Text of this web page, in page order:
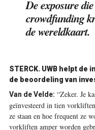
De exposure
crowdfunding
de wereldkaart.
STERCK. UWB helpt de
de beoordeling van
Van de Velde: “Zeker. Je
geïnvesteerd in tien
ze staan en hoe frequent ze
vorkliften amper worden